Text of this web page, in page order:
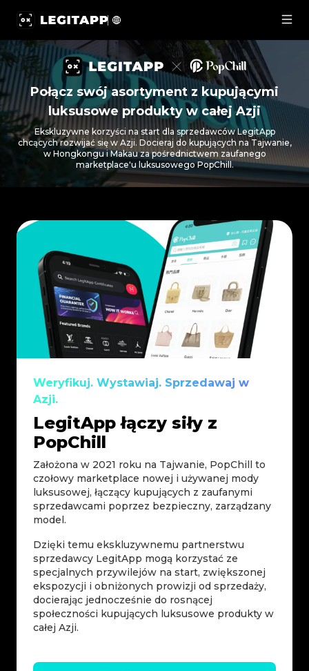
Połącz swój asortyment z kupującymi
luksusowe produkty w całej Azji
Ekskluzywne korzyści na start dla sprzedawców LegitApp
chcących rozwijać się w Azji. Docieraj do kupujących na Tajwanie,
w Hongkongu i Makau za pośrednictwem zaufanego
marketplace'u luksusowego PopChill.
Weryfikuj. Wystawiaj. Sprzedawaj w
Azji.
LegitApp łączy siły z
PopChill
Założona w 2021 roku na Tajwanie, PopChill to
czołowy marketplace nowej i używanej mody
luksusowej, łączący kupujących z zaufanymi
sprzedawcami poprzez bezpieczny, zarządzany
model.
Dzięki temu ekskluzywnemu partnerstwu
sprzedawcy LegitApp mogą korzystać ze
specjalnych przywilejów na start, zwiększonej
ekspozycji i obniżonych prowizji od sprzedaży,
docierając jednocześnie do rosnącej
społeczności kupujących luksusowe produkty w
całej Azji.